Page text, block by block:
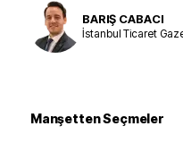
BARIŞ CABACI
İstanbul Ticaret
Manşetten Seçmeler